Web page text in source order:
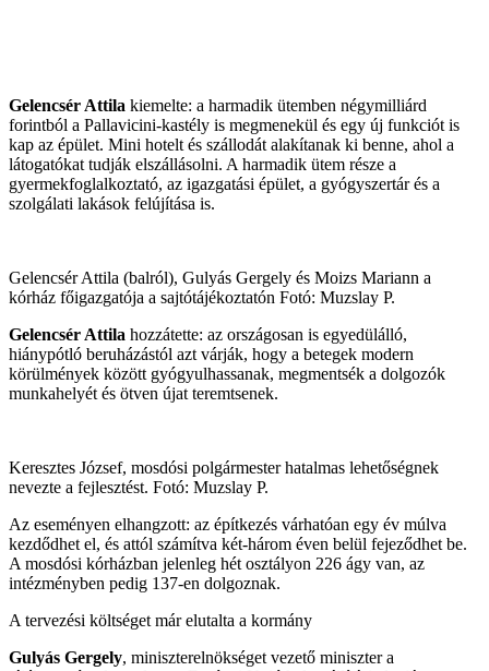
Gelencsér Attila kiemelte: a harmadik ütemben négymilliárd
forintból a Pallavicini-kastély is megmenekül és egy új funkciót is
kap az épület. Mini hotelt és szállodát alakítanak ki benne, ahol a
látogatókat tudják elszállásolni. A harmadik ütem része a
gyermekfoglalkoztató, az igazgatási épület, a gyógyszertár és a
szolgálati lakások felújítása is.
Gelencsér Attila (balról), Gulyás Gergely és Moizs Mariann a
kórház főigazgatója a sajtótájékoztatón Fotó: Muzslay P.
Gelencsér Attila hozzátette: az országosan is egyedülálló,
hiánypótló beruházástól azt várják, hogy a betegek modern
körülmények között gyógyulhassanak, megmentsék a dolgozók
munkahelyét és ötven újat teremtsenek.
Keresztes József, mosdósi polgármester hatalmas lehetőségnek
nevezte a fejlesztést. Fotó: Muzslay P.
Az eseményen elhangzott: az építkezés várhatóan egy év múlva
kezdődhet el, és attól számítva két-három éven belül fejeződhet be.
A mosdósi kórházban jelenleg hét osztályon 226 ágy van, az
intézményben pedig 137-en dolgoznak.
A tervezési költséget már elutalta a kormány
Gulyás Gergely, miniszterelnökséget vezető miniszter a